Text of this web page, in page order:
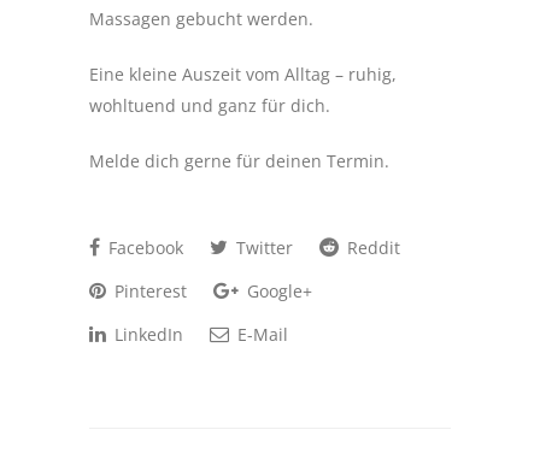
Massagen gebucht werden.
Eine kleine Auszeit vom Alltag – ruhig,
wohltuend und ganz für dich.
Melde dich gerne für deinen Termin.
Facebook Twitter
Reddit
Pinterest
Google+
LinkedIn
E-Mail